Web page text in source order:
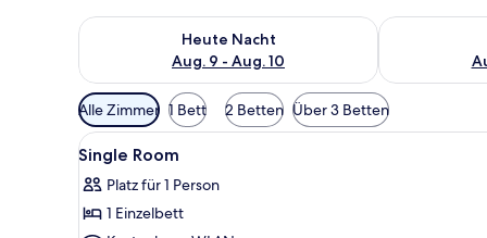
Heute Nacht
Aug. 9 - Aug. 10
Überprüfe die Verfügbarkeit für heute Nacht, Aug. 9
Überprüfe
Verfügbare
Filter
für
Zimmer
Alle Zimmer 1 Bett 2 Betten Über 3 Betten
Alle
Fotos
für
Single
Ein Hotelzimmer mit Bett,
3
Single Room
Platz für 1 Person
1 Einzelbett